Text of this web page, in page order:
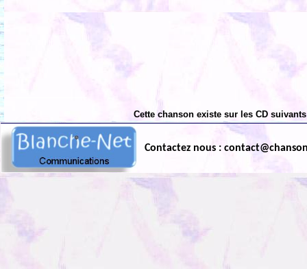
Cette chanson existe sur les CD
Contactez nous :